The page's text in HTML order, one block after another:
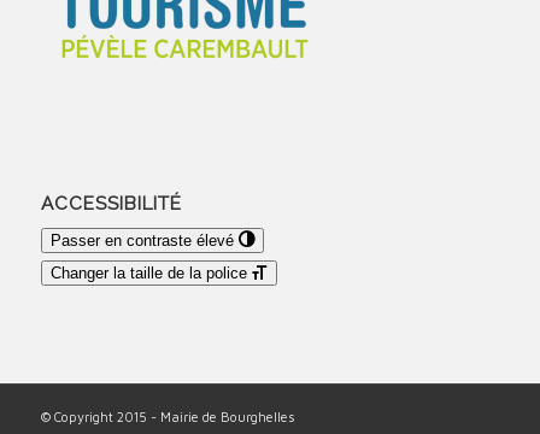
ACCESSIBILITÉ
Passer en contraste élevé
Changer la taille de la police
© Copyright 2015 - Mairie de Bourghelles